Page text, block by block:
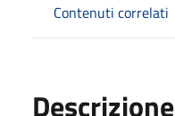
Contenuti correlati
Descrizione